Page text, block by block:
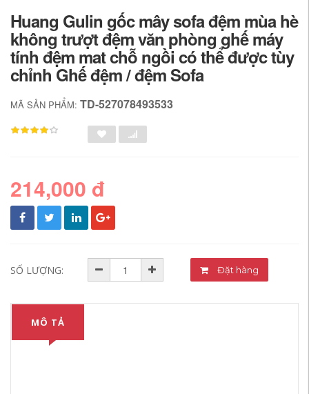
Huang Gulin gốc mây sofa đệm mùa hè
không trượt đệm văn phòng ghế máy
tính đệm mat chỗ ngồi có thể được tùy
chỉnh Ghế đệm / đệm Sofa
MÃ SẢN PHẨM: TD-527078493533
214,000 đ
SỐ LƯỢNG: Đặt hàng
MÔ TẢ